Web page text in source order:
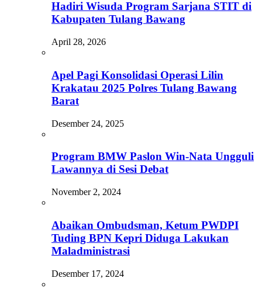
Hadiri Wisuda Program Sarjana STIT di
Kabupaten Tulang Bawang
April 28, 2026
Apel Pagi Konsolidasi Operasi Lilin
Krakatau 2025 Polres Tulang Bawang
Barat
Desember 24, 2025
Program BMW Paslon Win-Nata Ungguli
Lawannya di Sesi Debat
November 2, 2024
Abaikan Ombudsman, Ketum PWDPI
Tuding BPN Kepri Diduga Lakukan
Maladministrasi
Desember 17, 2024